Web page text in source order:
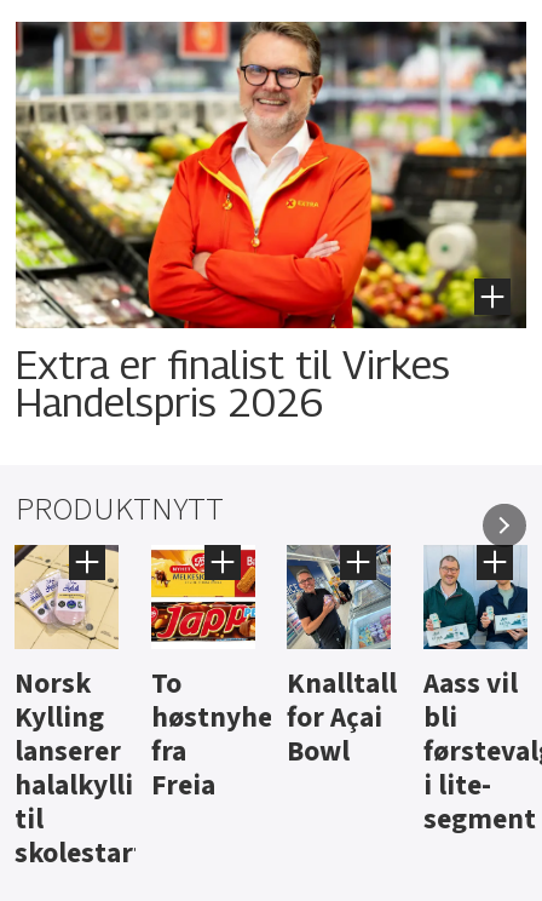
Extra er finalist til Virkes
Handelspris 2026
PRODUKTNYTT
Knalltall
for Açai
Bowl
Aass vil
bli
førstevalg
i lite-
Brus og
jus fra
Berentsen
Hard
iste fra
Hansa